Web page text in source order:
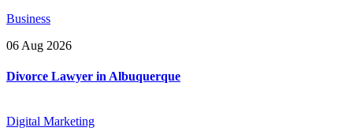
Business
06 Aug 2026
Divorce Lawyer in Albuquerque
Digital Marketing